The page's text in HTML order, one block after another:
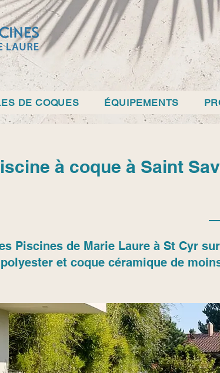
DE COQUES ÉQUIPEMENTS
à coque à Saint
Piscines de Marie Laure à St Cyr
polyester et coque céramique de